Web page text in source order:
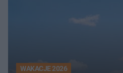
WAKACJE 2026